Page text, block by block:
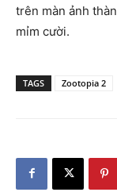
trên màn ảnh
mỉm cười.
TAGS Zootopia 2